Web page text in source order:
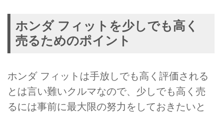
ホンダ フィットを少しでも高く
売るためのポイント
ホンダ フィットは手放しでも高く評価される
とは言い難いクルマなので、少しでも高く売
るには事前に最大限の努力をしておきたいと